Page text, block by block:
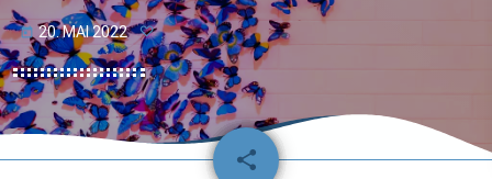
today 20. MAI 2022
share
email